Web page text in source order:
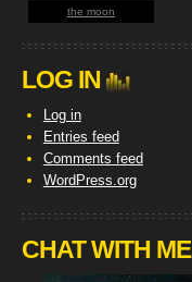
the moon
LOG IN
Log in
Entries feed
Comments feed
WordPress.org
CHAT WITH ME